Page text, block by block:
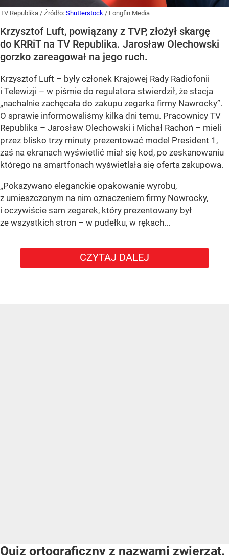
TV Republika / Źródło: Shutterstock / Longfin Media
Krzysztof Luft, powiązany z TVP, złożył skargę
do KRRiT na TV Republika. Jarosław Olechowski
gorzko zareagował na jego ruch.
Krzysztof Luft – były członek Krajowej Rady Radiofonii
i Telewizji – w piśmie do regulatora stwierdził, że stacja
„nachalnie zachęcała do zakupu zegarka firmy Nawrocky”.
O sprawie informowaliśmy kilka dni temu. Pracownicy TV
Republika – Jarosław Olechowski i Michał Rachoń – mieli
przez blisko trzy minuty prezentować model President 1,
zaś na ekranach wyświetlić miał się kod, po zeskanowaniu
którego na smartfonach wyświetlała się oferta zakupowa.
„Pokazywano eleganckie opakowanie wyrobu,
z umieszczonym na nim oznaczeniem firmy Nowrocky,
i oczywiście sam zegarek, który prezentowany był
ze wszystkich stron – w pudełku, w rękach...
CZYTAJ DALEJ
Quiz ortograficzny z nazwami zwierząt.